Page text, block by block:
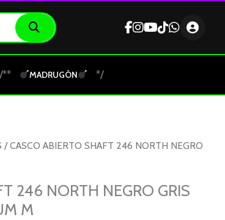
/** MADRUGÓN */
/ CASCO ABIERTO SHAFT 246 NORTH NEGRO
246 NORTH NEGRO GRIS
M